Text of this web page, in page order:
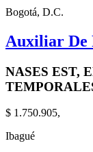
Bogotá, D.C.
Auxiliar De
NASES EST,
$ 1.750.905,
Ibagué